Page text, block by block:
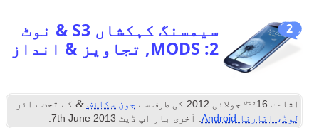
2
سیمسنگ کہکشاں S3 & نوٹ
2: MODS, تجاویز & انداز
اشاعت 16 ویں جولائی 2012 کی طرف سے جون سکائف & کے تحت دائر
لوڈ، اتارنا Android
. آخری بار اپ ڈیٹ 7th June 2013